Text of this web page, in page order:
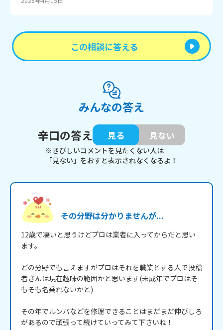
この相談に答える
みんなの答え
辛口の答え
見る 見ない
※きびしいコメントを見たくない人は
「見ない」をおすと表示されなくなるよ！
その分野は分かりませんが...
12歳で凄いと思うけどプロは業者に入ってからだと思い
ます。
どの分野でも言えますがプロはそれを職業とする人で投稿
者さんは現在趣味の範囲かと思います(未成年でプロはそ
もそも名乗れないかと)
その年でルンバなどを修理できることはまだまだ伸びしろ
があるので頑張って続けていってみて下さいね！